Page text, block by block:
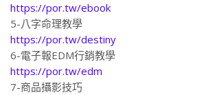
https://por.tw/ebook
5-八字命理教學
https://por.tw/destiny
6-電子報EDM行銷教學
https://por.tw/edm
7-商品攝影技巧